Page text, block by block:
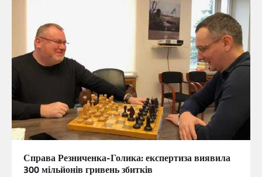
Справа Резниченка-Голика: експертиза виявила
300 мільйонів гривень збитків